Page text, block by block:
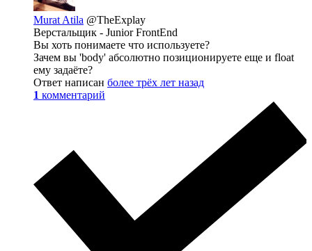
Murat Atila @TheExplay
Верстальщик - Junior FrontEnd
Вы хоть понимаете что используете?
Зачем вы 'body' абсолютно позиционируете еще и float
ему задаёте?
Ответ написан более трёх лет назад
1 комментарий